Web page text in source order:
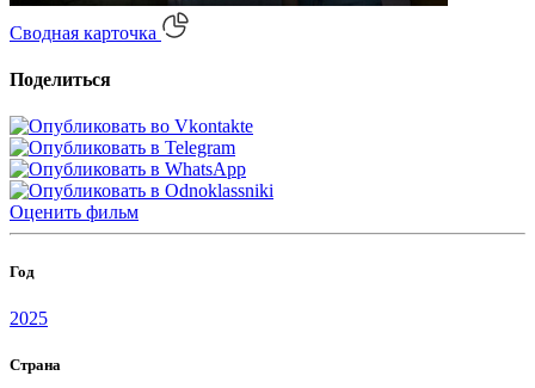
Сводная карточка
Поделиться
Оценить фильм
Год
2025
Страна